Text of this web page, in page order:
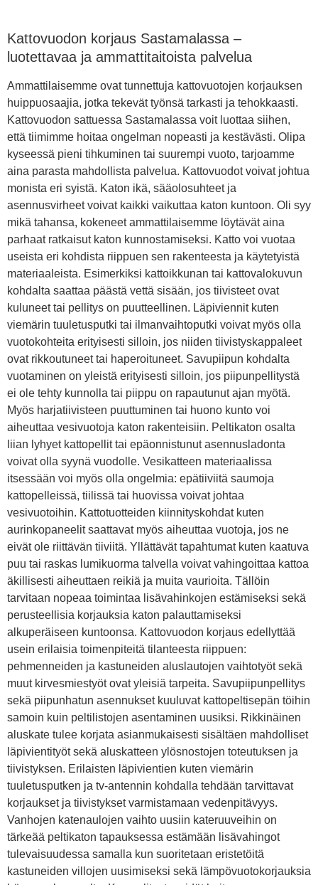
Kattovuodon korjaus Sastamalassa –
luotettavaa ja ammattitaitoista palvelua
Ammattilaisemme ovat tunnettuja kattovuotojen korjauksen
huippuosaajia, jotka tekevät työnsä tarkasti ja tehokkaasti.
Kattovuodon sattuessa Sastamalassa voit luottaa siihen,
että tiimimme hoitaa ongelman nopeasti ja kestävästi. Olipa
kyseessä pieni tihkuminen tai suurempi vuoto, tarjoamme
aina parasta mahdollista palvelua. Kattovuodot voivat johtua
monista eri syistä. Katon ikä, sääolosuhteet ja
asennusvirheet voivat kaikki vaikuttaa katon kuntoon. Oli syy
mikä tahansa, kokeneet ammattilaisemme löytävät aina
parhaat ratkaisut katon kunnostamiseksi. Katto voi vuotaa
useista eri kohdista riippuen sen rakenteesta ja käytetyistä
materiaaleista. Esimerkiksi kattoikkunan tai kattovalokuvun
kohdalta saattaa päästä vettä sisään, jos tiivisteet ovat
kuluneet tai pellitys on puutteellinen. Läpiviennit kuten
viemärin tuuletusputki tai ilmanvaihtoputki voivat myös olla
vuotokohteita erityisesti silloin, jos niiden tiivistyskappaleet
ovat rikkoutuneet tai haperoituneet. Savupiipun kohdalta
vuotaminen on yleistä erityisesti silloin, jos piipunpellitystä
ei ole tehty kunnolla tai piippu on rapautunut ajan myötä.
Myös harjatiivisteen puuttuminen tai huono kunto voi
aiheuttaa vesivuotoja katon rakenteisiin. Peltikaton osalta
liian lyhyet kattopellit tai epäonnistunut asennusladonta
voivat olla syynä vuodolle. Vesikatteen materiaalissa
itsessään voi myös olla ongelmia: epätiiviitä saumoja
kattopelleissä, tiilissä tai huovissa voivat johtaa
vesivuotoihin. Kattotuotteiden kiinnityskohdat kuten
aurinkopaneelit saattavat myös aiheuttaa vuotoja, jos ne
eivät ole riittävän tiiviitä. Yllättävät tapahtumat kuten kaatuva
puu tai raskas lumikuorma talvella voivat vahingoittaa kattoa
äkillisesti aiheuttaen reikiä ja muita vaurioita. Tällöin
tarvitaan nopeaa toimintaa lisävahinkojen estämiseksi sekä
perusteellisia korjauksia katon palauttamiseksi
alkuperäiseen kuntoonsa. Kattovuodon korjaus edellyttää
usein erilaisia toimenpiteitä tilanteesta riippuen:
pehmenneiden ja kastuneiden aluslautojen vaihtotyöt sekä
muut kirvesmiestyöt ovat yleisiä tarpeita. Savupiipunpellitys
sekä piipunhatun asennukset kuuluvat kattopeltisepän töihin
samoin kuin peltilistojen asentaminen uusiksi. Rikkinäinen
aluskate tulee korjata asianmukaisesti sisältäen mahdolliset
läpivientityöt sekä aluskatteen ylösnostojen toteutuksen ja
tiivistyksen. Erilaisten läpivientien kuten viemärin
tuuletusputken ja tv-antennin kohdalla tehdään tarvittavat
korjaukset ja tiivistykset varmistamaan vedenpitävyys.
Vanhojen katenaulojen vaihto uusiin kateruuveihin on
tärkeää peltikaton tapauksessa estämään lisävahingot
tulevaisuudessa samalla kun suoritetaan eristetöitä
kastuneiden villojen uusimiseksi sekä lämpövuotokorjauksia